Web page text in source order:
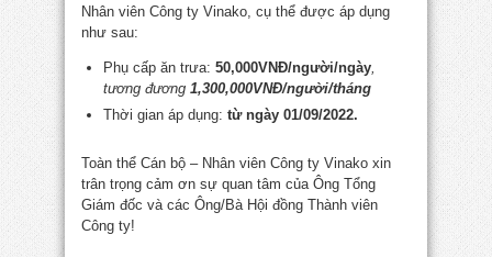
Nhân viên Công ty Vinako, cụ thể được áp dụng
như sau:
Phụ cấp ăn trưa: 50,000VNĐ/người/ngày,
tương đương 1,300,000VNĐ/người/tháng
Thời gian áp dụng: từ ngày 01/09/2022.
Toàn thể Cán bộ – Nhân viên Công ty Vinako xin
trân trọng cảm ơn sự quan tâm của Ông Tổng
Giám đốc và các Ông/Bà Hội đồng Thành viên
Công ty!